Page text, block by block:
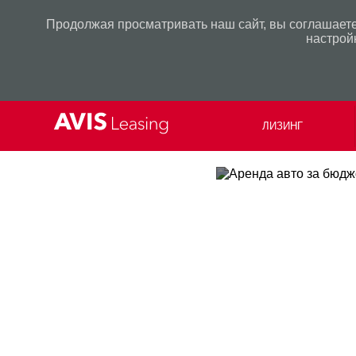
Продолжая просматривать наш сайт, вы
ЛИЗИНГ